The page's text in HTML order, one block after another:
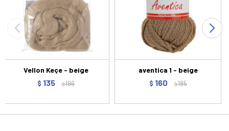
Vellon Keçe - beige
$ 135 $196
aventica 1 - beige
$ 160 $185